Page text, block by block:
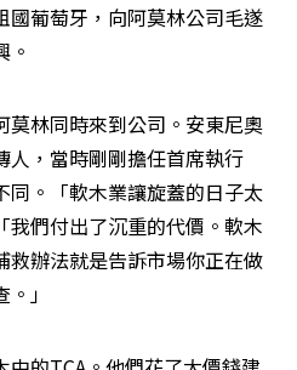
國葡萄牙，向阿莫林公司毛遂
。
莫林同時來到公司。安東尼奧
人，當時剛剛擔任首席執行
同。「軟木業讓旋蓋的日子太
們付出了沉重的代價。軟木
救辦法就是告訴市場你正在做
」